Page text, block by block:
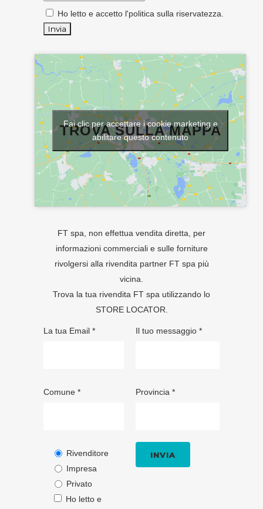
Ho letto e accetto l'politica sulla riservatezza
TROVA SULLA MAPPA
Fai clic per accettare i cookie marketing e
abilitare questo contenuto
FT spa, non effettua vendita diretta, per
informazioni commerciali e sulle forniture
rivolgersi alla rivendita partner FT spa più
vicina.
Trova la tua rivendita FT spa utilizzando lo
STORE LOCATOR
La tua Email *
Comune *
Rivenditore
Impresa
Privato
Ho letto e
Il tuo messaggio *
Provincia *